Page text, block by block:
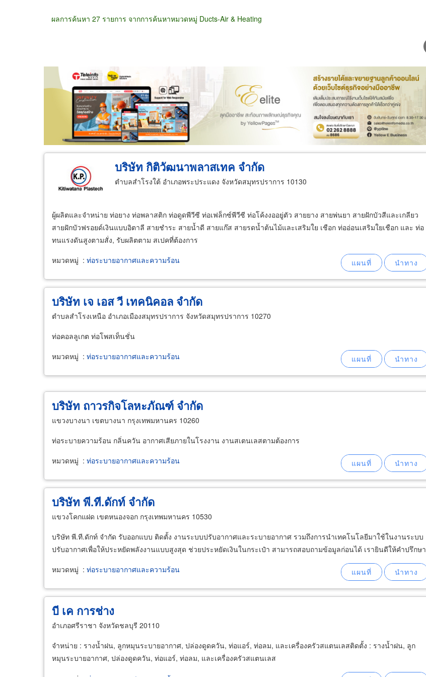
ผลการค้นหา 27 รายการ จากการค้นหาหมวดหมู่ Ducts-Air & Heating
ขายส่ง ขายปลีก ผู้ผลิต ตัวแทนจัดจำหน่าย ผู้ส่งออก/นำเข้า ธุรกิจบริการ
บริษัท กิติวัฒนาพลาสเทค จำกัด
ตำบลสำโรงใต้ อำเภอพระประแดง จังหวัดสมุทรปราการ 10130
ผู้ผลิตและจำหน่าย ท่อยาง ท่อพลาสติก ท่อดูดพีวีซี ท่อเฟล็กซ์พีวีซี ท่อโค้งงออยู่ตัว สายยาง สายพ่นยา สายฝักบัวสีและเกลียว
สายฝักบัวฟรอยด์เงินแบบอิตาลี สายชำระ สายน้ำดี สายแก๊ส สายรดน้ำต้นไม้และเสริมใย เชือก ท่ออ่อนเสริมใยเชือก และ ท่อ
ทนแรงดันสูงตามสั่ง, รับผลิตตาม สเปคที่ต้องการ
หมวดหมู่ : ท่อระบายอากาศและความร้อน
บริษัท เจ เอส วี เทคนิคอล จำกัด
ตำบลสำโรงเหนือ อำเภอเมืองสมุทรปราการ จังหวัดสมุทรปราการ 10270
ท่อคอลลูเกต ท่อโพสเท็นชั่น
หมวดหมู่ : ท่อระบายอากาศและความร้อน
บริษัท ถาวรกิจโลหะภัณฑ์ จำกัด
แขวงบางนา เขตบางนา กรุงเทพมหานคร 10260
ท่อระบายความร้อน กลิ่นควัน อากาศเสียภายในโรงงาน งานสเตนเลสตามต้องการ
หมวดหมู่ : ท่อระบายอากาศและความร้อน
บริษัท พี.ที.ดักท์ จำกัด
แขวงโคกแฝด เขตหนองจอก กรุงเทพมหานคร 10530
บริษัท พี.ที.ดักท์ จำกัด รับออกแบบ ติดตั้ง งานระบบปรับอากาศและระบายอากาศ รวมถึงการนำเทคโนโลยีมาใช้ในงานระบบ
ปรับอากาศเพื่อให้ประหยัดพลังงานแบบสูงสุด ช่วยประหยัดเงินในกระเป๋า สามารถสอบถามข้อมูลก่อนได้ เรายินดีให้คำปรึกษา
หมวดหมู่ : ท่อระบายอากาศและความร้อน
บี เค การช่าง
อำเภอศรีราชา จังหวัดชลบุรี 20110
จำหน่าย : รางน้ำฝน, ลูกหมุนระบายอากาศ, ปล่องดูดควัน, ท่อแอร์, ท่อลม, และเครื่องครัวสแตนเลสติดตั้ง : รางน้ำฝน, ลูก
หมุนระบายอากาศ, ปล่องดูดควัน, ท่อแอร์, ท่อลม, และเครื่องครัวสแตนเลส